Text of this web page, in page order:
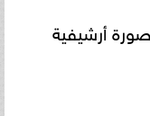
أرشيفية